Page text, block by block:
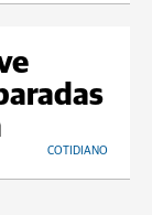
COTIDIANO